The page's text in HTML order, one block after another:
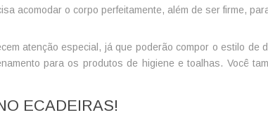
acomodar o corpo perfeitamente, além de ser firme,
atenção especial, já que poderão compor o estilo
para os produtos de higiene e toalhas. Você
ECADEIRAS!